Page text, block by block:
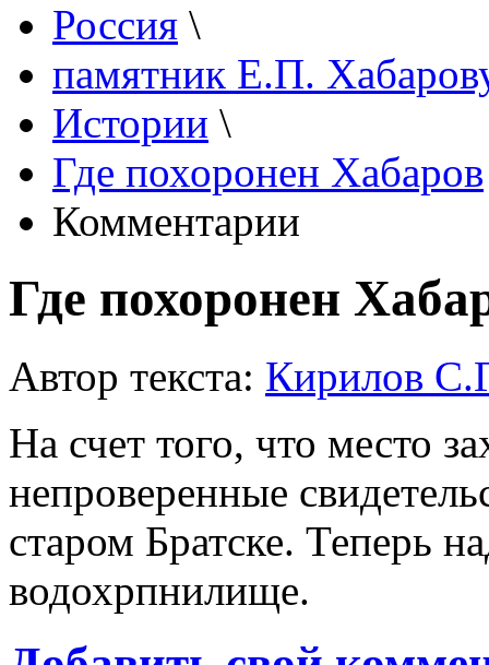
Россия \
памятник Е.П.
Истории \
Где похоронен Хабаров
Комментарии
Где похоронен
Автор текста: Кирилов
На счет того, что место
непроверенные
старом Братске. Теперь
водохрпнилище.